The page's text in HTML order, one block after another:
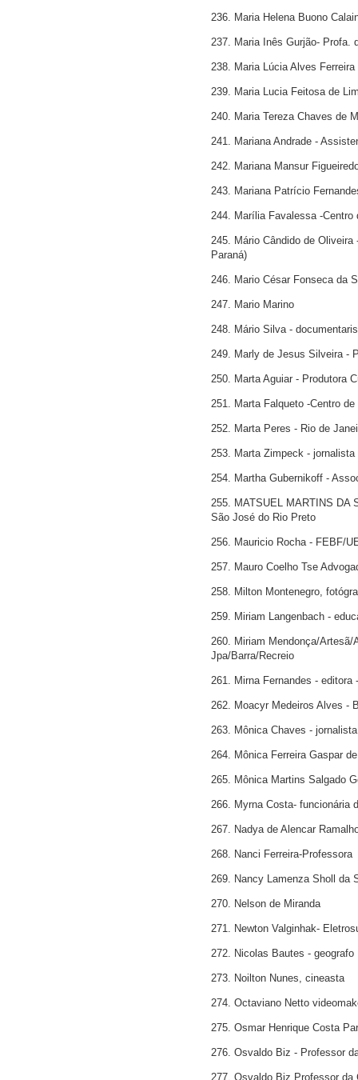
236. Maria Helena Buono
237. Maria Inês Gurjão- Profa.
238. Maria Lúcia Alves
239. Maria Lucia Feitosa de
240. Maria Tereza Chaves de
241. Mariana Andrade -
242. Mariana Mansur
243. Mariana Patrício
244. Marília Favalessa -
245. Mário Cândido de
Paraná)
246. Mario César Fonseca da
247. Mario Marino
248. Mário Silva -
249. Marly de Jesus Silveira -
250. Marta Aguiar - Produtora
251. Marta Falqueto -Centro
252. Marta Peres - Rio de
253. Marta Zimpeck - jornalista
254. Martha Gubernikoff -
255. MATSUEL MARTINS DA
São José do Rio Preto
256. Mauricio Rocha - FEBF/
257. Mauro Coelho Tse
258. Milton Montenegro,
259. Miriam Langenbach -
260. Miriam Mendonça/Artesã/
Jpa/Barra/Recreio
261. Mirna Fernandes - editora
262. Moacyr Medeiros Alves -
263. Mônica Chaves -
264. Mônica Ferreira Gaspar
265. Mônica Martins Salgado
266. Myrna Costa- funcionária
267. Nadya de Alencar
268. Nanci Ferreira-Professora
269. Nancy Lamenza Sholl da
270. Nelson de Miranda
271. Newton Valginhak-
272. Nicolas Bautes - geografo
273. Noilton Nunes, cineasta
274. Octaviano Netto
275. Osmar Henrique Costa
276. Osvaldo Biz - Professor
277. Osvaldo Biz Professor da